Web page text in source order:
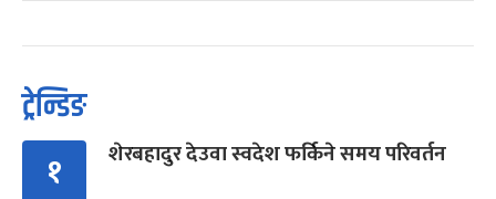
ट्रेन्डिङ
१ शेरबहादुर देउवा स्वदेश फर्किने समय परिवर्तन